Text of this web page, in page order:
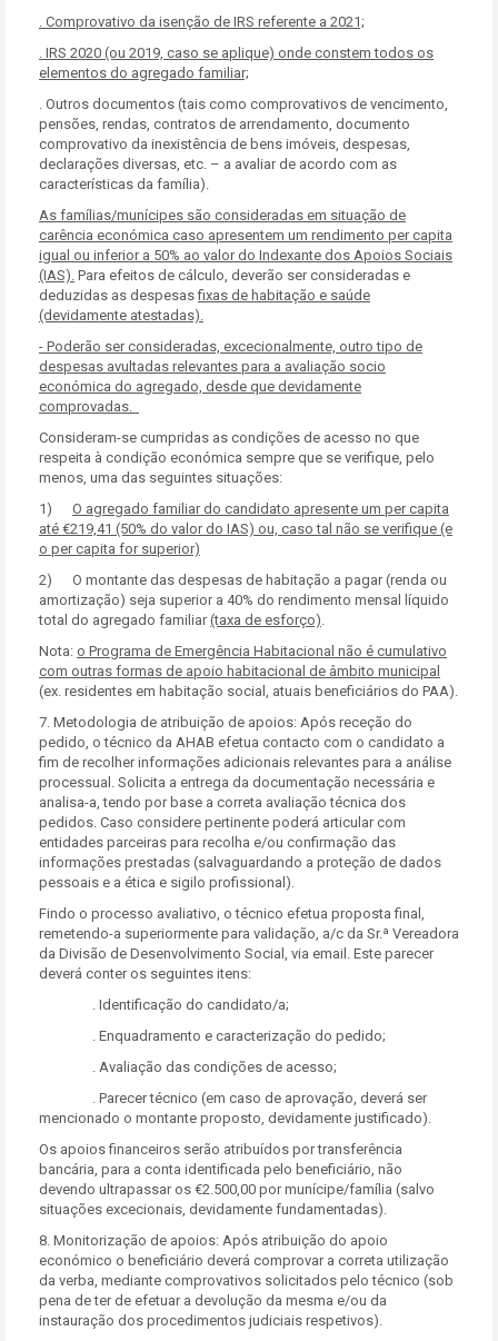
. Comprovativo da isenção de IRS referente a 2021;
. IRS 2020 (ou 2019, caso se aplique) onde constem todos os
elementos do agregado familiar;
. Outros documentos (tais como comprovativos de vencimento,
pensões, rendas, contratos de arrendamento, documento
comprovativo da inexistência de bens imóveis, despesas,
declarações diversas, etc. – a avaliar de acordo com as
características da família).
As famílias/munícipes são consideradas em situação de
carência económica caso apresentem um rendimento per capita
igual ou inferior a 50% ao valor do Indexante dos Apoios Sociais
(IAS). Para efeitos de cálculo, deverão ser consideradas e
deduzidas as despesasfixas de habitação e saúde
(devidamente atestadas).
- Poderão ser consideradas, excecionalmente, outro tipo de
despesas avultadas relevantes para a avaliação socio
económica do agregado, desde que devidamente
comprovadas.
Consideram-se cumpridas as condições de acesso no que
respeita à condição económica sempre que se verifique, pelo
menos, uma das seguintes situações:
1) O agregado familiar do candidato apresente um per capita
até €219,41 (50% do valor do IAS) ou, caso tal não se verifique (e
o per capita for superior)
2) O montante das despesas de habitação a pagar (renda ou
amortização) seja superior a 40% do rendimento mensal líquido
total do agregado familiar(taxa de esforço).
Nota: o Programa de Emergência Habitacional não é cumulativo
com outras formas de apoio habitacional de âmbito municipal
(ex. residentes em habitação social, atuais beneficiários do PAA).
7. Metodologia de atribuição de apoios: Após receção do
pedido, o técnico da AHAB efetua contacto com o candidato a
fim de recolher informações adicionais relevantes para a análise
processual. Solicita a entrega da documentação necessária e
analisa-a, tendo por base a correta avaliação técnica dos
pedidos. Caso considere pertinente poderá articular com
entidades parceiras para recolha e/ou confirmação das
informações prestadas (salvaguardando a proteção de dados
pessoais e a ética e sigilo profissional).
Findo o processo avaliativo, o técnico efetua proposta final,
remetendo-a superiormente para validação, a/c da Sr.ª Vereadora
da Divisão de Desenvolvimento Social, via email. Este parecer
deverá conter os seguintes itens:
. Identificação do candidato/a;
. Enquadramento e caracterização do pedido;
. Avaliação das condições de acesso;
. Parecer técnico (em caso de aprovação, deverá ser
mencionado o montante proposto, devidamente justificado).
Os apoios financeiros serão atribuídos por transferência
bancária, para a conta identificada pelo beneficiário, não
devendo ultrapassar os €2.500,00 por munícipe/família (salvo
situações excecionais, devidamente fundamentadas).
8. Monitorização de apoios: Após atribuição do apoio
económico o beneficiário deverá comprovar a correta utilização
da verba, mediante comprovativos solicitados pelo técnico (sob
pena de ter de efetuar a devolução da mesma e/ou da
instauração dos procedimentos judiciais respetivos).